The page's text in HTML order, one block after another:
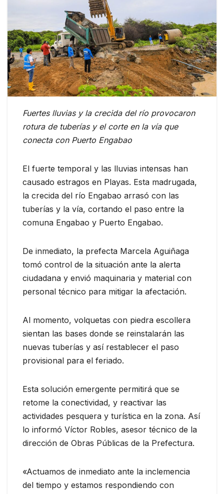
Fuertes lluvias y la crecida del río provocaron
rotura de tuberías y el corte en la vía que
conecta con Puerto Engabao
El fuerte temporal y las lluvias intensas han
causado estragos en Playas. Esta madrugada,
la crecida del río Engabao arrasó con las
tuberías y la vía, cortando el paso entre la
comuna Engabao y Puerto Engabao.
De inmediato, la prefecta Marcela Aguiñaga
tomó control de la situación ante la alerta
ciudadana y envió maquinaria y material con
personal técnico para mitigar la afectación.
Al momento, volquetas con piedra escollera
sientan las bases donde se reinstalarán las
nuevas tuberías y así restablecer el paso
provisional para el feriado.
Esta solución emergente permitirá que se
retome la conectividad, y reactivar las
actividades pesquera y turística en la zona. Así
lo informó Víctor Robles, asesor técnico de la
dirección de Obras Públicas de la Prefectura.
«Actuamos de inmediato ante la inclemencia
del tiempo y estamos respondiendo con